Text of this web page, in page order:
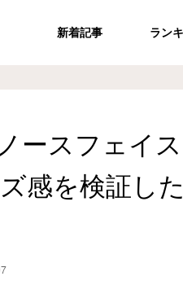
新着記事 ラン
ースフェイ
感を検証し